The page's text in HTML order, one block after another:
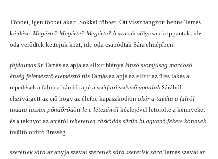
Többet, igen többet akart. Sokkal többet. Ott visszhangzott benne Tamás
kérdése. Megérte? Megérte? Megérte? A szavak súlyosan koppantak, ide-
oda verődtek kettejük közt, ide-oda csapódtak Sára elméjében.
fájdalmas űr Tamás az apja az elixír hiánya kínzó szomjúság mardosó
éhség felemésztő elemésztő tűz Tamás az apja az elixír az üres lakás a
repedések a falon a hámló tapéta szétfutó széteső vonalak Sárából
elszivárgott az erő hogy az életbe kapaszkodjon akár a tapéta a falról
tudata lassan pöndörödött le a létezésről kézfejével letörölte a könnyeket
és a taknyot az arcáról tehetetlen rázkódás sűrűn buggyanó fekete könnyek
üvöltő ordító üresség
szeretlek sára az anyja szavai szeretlek sára szeretlek sára Tamás szavai az